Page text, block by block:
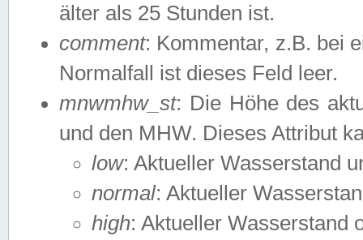
älter als 25 Stunden ist.
comment: Kommentar, z.B. bei
Normalfall ist dieses Feld leer.
mnwmhw_st: Die Höhe des
und den MHW. Dieses Attribut
low: Aktueller Wasserstand
normal: Aktueller
high: Aktueller Wasserstand